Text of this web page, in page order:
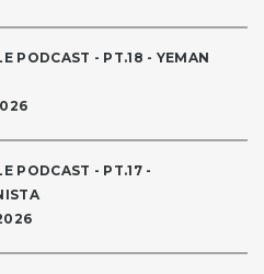
PODCAST - PT.18 - YEMAN
PODCAST - PT.17 -